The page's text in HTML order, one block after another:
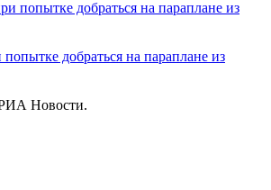
добраться на параплане из
Новости.